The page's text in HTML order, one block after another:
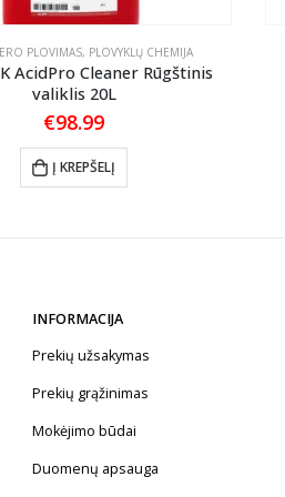
PLOVIMAS, PLOVYKLŲ CHEMIJA
AcidPro Cleaner Rūgštinis
valiklis 20L
€98.99
Į KREPŠELĮ
INFORMACIJA
Prekių užsakymas
Prekių grąžinimas
Mokėjimo būdai
Duomenų apsauga